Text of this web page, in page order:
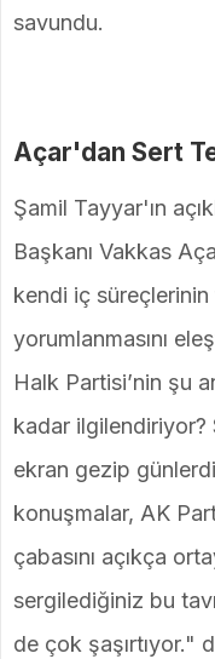
savundu.
Açar'dan Sert
Şamil Tayyar'ın
Başkanı Vakkas
kendi iç süreçlerinin
yorumlanmasını
Halk Partisi’nin şu
kadar ilgilendiriyor?
ekran gezip
konuşmalar, AK
çabasını açıkça
sergilediğiniz bu
de çok şaşırtıyor."